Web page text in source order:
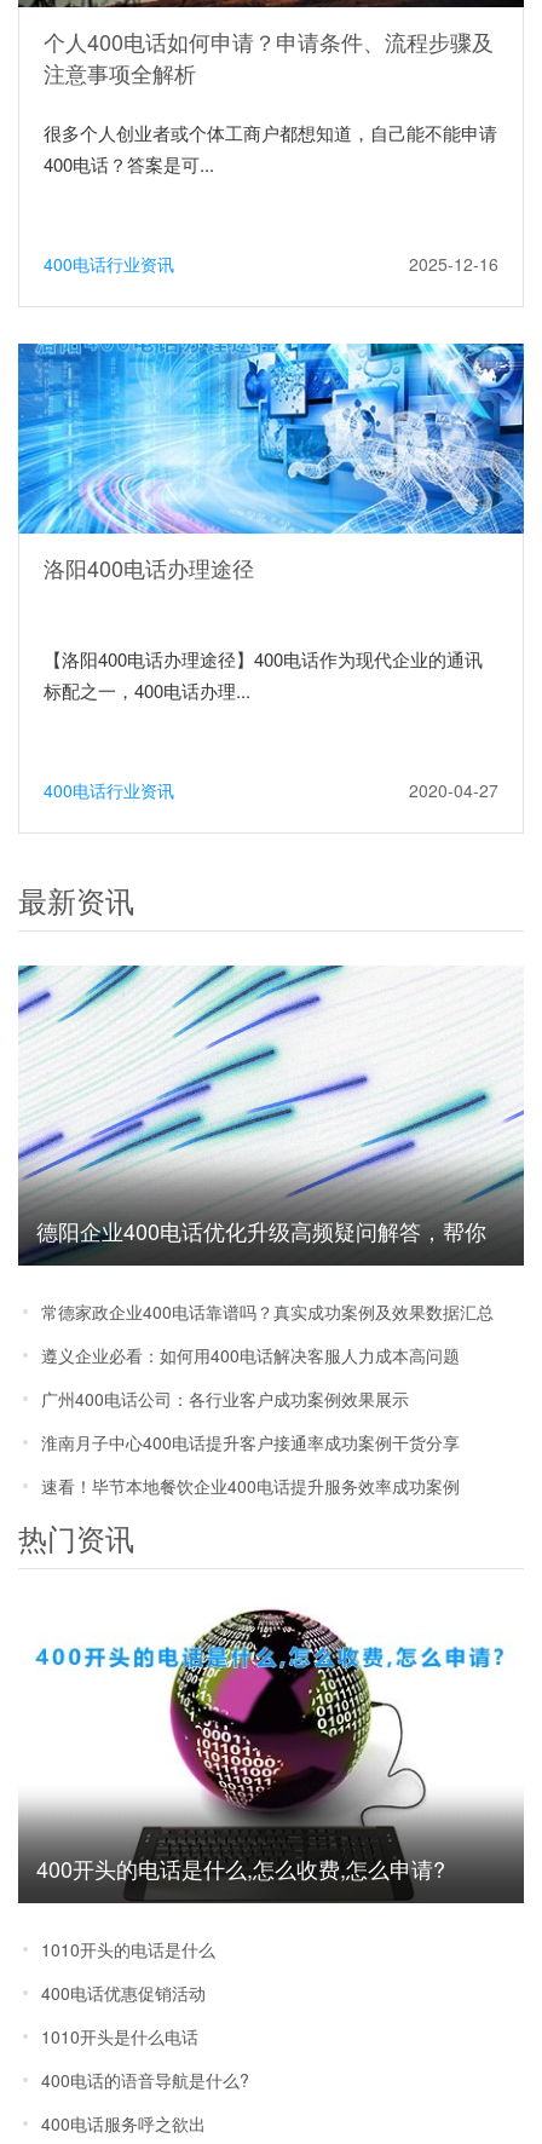
个人400电话如何申请？申请条件、流程步骤及
注意事项全解析
很多个人创业者或个体工商户都想知道，自己能不能申请
400电话？答案是可...
400电话行业资讯 2025-12-16
洛阳400电话办理途径
【洛阳400电话办理途径】400电话作为现代企业的通讯
标配之一，400电话办理...
400电话行业资讯 2020-04-27
最新资讯
德阳企业400电话优化升级高频疑问解答，帮你
避坑省成本
常德家政企业400电话靠谱吗？真实成功案例及效果数据汇总
遵义企业必看：如何用400电话解决客服人力成本高问题
广州400电话公司：各行业客户成功案例效果展示
淮南月子中心400电话提升客户接通率成功案例干货分享
速看！毕节本地餐饮企业400电话提升服务效率成功案例
热门资讯
400开头的电话是什么,怎么收费,怎么申请?
1010开头的电话是什么
400电话优惠促销活动
1010开头是什么电话
400电话的语音导航是什么?
400电话服务呼之欲出